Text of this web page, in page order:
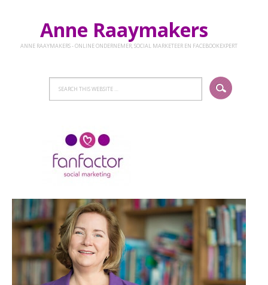
Anne Raaymakers
ANNE RAAYMAKERS - ONLINE ONDERNEMER, SOCIAL MARKETEER EN FACEBOOKEXPERT